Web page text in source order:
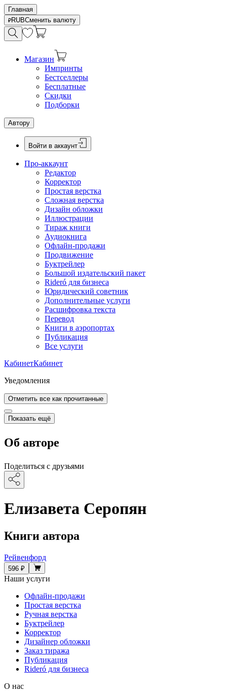
Главная
RUBСменить валюту
Магазин
Импринты
Бестселлеры
Бесплатные
Скидки
Подборки
Автору
Войти в аккаунт
Про-аккаунт
Редактор
Корректор
Простая верстка
Сложная верстка
Дизайн обложки
Иллюстрации
Тираж книги
Аудиокнига
Офлайн-продажи
Продвижение
Буктрейлер
Большой издательский пакет
Rideró для бизнеса
Юридический советник
Дополнительные услуги
Расшифровка текста
Перевод
Книги в аэропортах
Публикация
Все услуги
КабинетКабинет
Уведомления
Отметить все как прочитанные
Показать ещё
Об авторе
Поделиться с друзьями
Елизавета Серопян
Книги автора
Рейвенфорд
596 ₽
Наши услуги
Офлайн-продажи
Простая верстка
Ручная верстка
Буктрейлер
Корректор
Дизайнер обложки
Заказ тиража
Публикация
Rideró для бизнеса
О нас